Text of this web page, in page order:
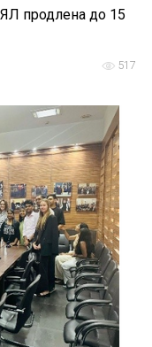
продлена до 15
517